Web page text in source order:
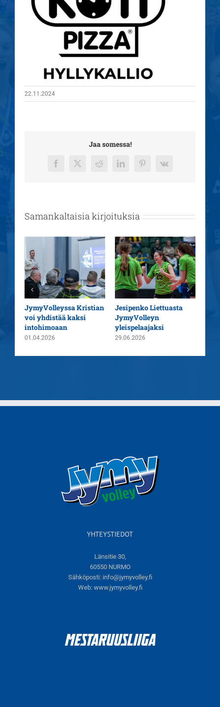
22.11.2024
Jaa somessa!
Facebook
X RedditLinkedInPinterest
Vk
Samankaltaisia kirjoituksia
JymyVolleyssa Kristian
voi yhdistää kaksi
intohimoaan
01.04.2026
Jesipenko Liettuasta
JymyVolleyn
yleispelaajaksi
29.06.2026
YHTEYSTIEDOT
Länsitie 30,
60550 NURMO
Sähköposti: info@jymyvolley.fi
Web: www.jymyvolley.fi